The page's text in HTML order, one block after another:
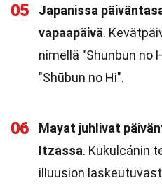
05
Japanissa
vapaapäivä.
nimellä "Shunbun no
"Shūbun no Hi".
06
Mayat juhlivat
Itzassa. Kukulcánin
illuusion